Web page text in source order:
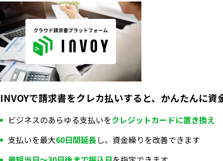
INVOYで請求書をクレカ払いすると、かんたんに資
ビジネスのあらゆる支払いをクレジットカードに置き換え
支払いを最大60日間延長し、資金繰りを改善できます